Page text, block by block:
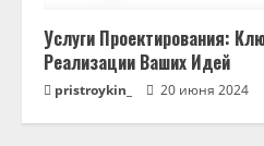
Услуги Проектирования:
Реализации Ваших Идей
pristroykin_ 20 июня 2024